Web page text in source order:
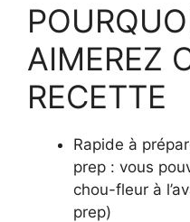
AIMEREZ
RECETTE
Rapide à
prep : vous
chou-fleur à
prep)